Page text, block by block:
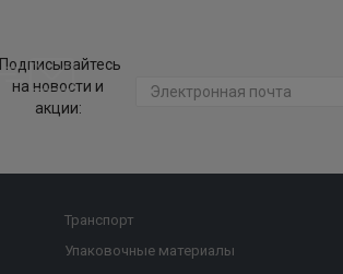
Подписывайтесь
на новости и
акции:
Транспорт
Упаковочные материалы